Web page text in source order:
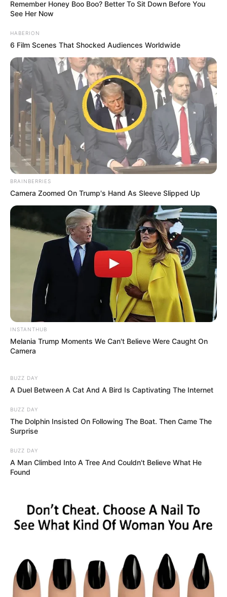
visszatérhet a közszolgálati feladathoz. Ha viszont
a változás elakad, az egyik legfontosabb választási
ígéret sérülhet.
Tarr Zoltán bejelentése alapján a folyamat elindult.
A következő hetekben kiderülhet, mennyire lesz
gyors, mennyire lesz mély, és kiket érint elsőként a
közmédia nagy átszervezése.
Remember Honey Boo Boo? Better To Sit Down Before You
See Her Now
HABERION
6 Film Scenes That Shocked Audiences Worldwide
BRAINBERRIES
Camera Zoomed On Trump's Hand As Sleeve Slipped Up
INSTANTHUB
Melania Trump Moments We Can't Believe Were Caught On
Camera
BUZZ DAY
A Duel Between A Cat And A Bird Is Captivating The Internet
BUZZ DAY
The Dolphin Insisted On Following The Boat. Then Came The
Surprise
BUZZ DAY
A Man Climbed Into A Tree And Couldn't Believe What He
Found